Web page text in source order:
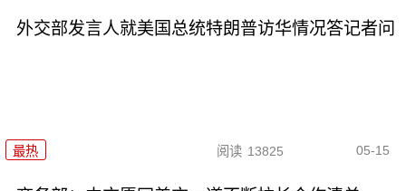
外交部发言人就美国总统特朗普访华情况答记者问
最热 阅读 13825 05-15